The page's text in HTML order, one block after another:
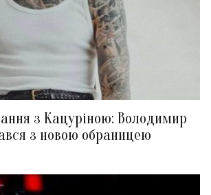
з Кацуріною: Володимир
з новою обраницею